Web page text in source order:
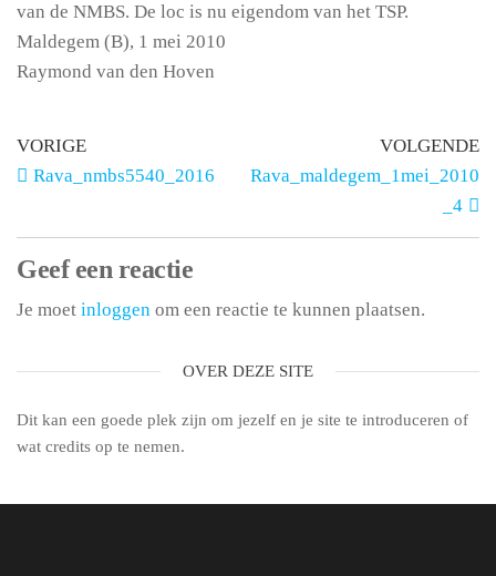
van de NMBS. De loc is nu eigendom van het TSP.
Maldegem (B), 1 mei 2010
Raymond van den Hoven
VORIGE
Rava_nmbs5540_2016
VOLGENDE
Rava_maldegem_1mei_2010
_4
Geef een reactie
Je moet inloggen om een reactie te kunnen plaatsen.
OVER DEZE SITE
Dit kan een goede plek zijn om jezelf en je site te introduceren of
wat credits op te nemen.